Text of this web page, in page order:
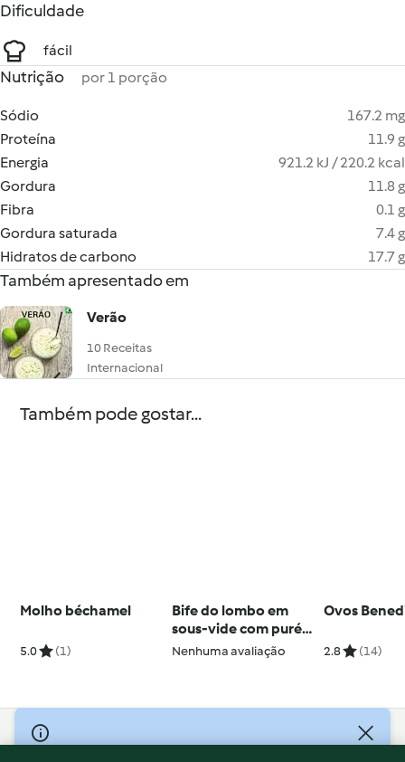
Dificuldade
fácil
Nutrição por 1 porção
Sódio
167.2 mg
Proteína
11.9 g
Energia
921.2 kJ / 220.2 kcal
Gordura
11.8 g
Fibra
0.1 g
Gordura saturada
7.4 g
Hidratos de carbono
17.7 g
Também apresentado em
Verão
10 Receitas
Internacional
Também pode gostar...
Molho béchamel
5.0 (1)
Bife do lombo em
sous-vide com puré
de batata-doce
Nenhuma avaliação
Ovos
2.8 (14)
© Copyright 2026